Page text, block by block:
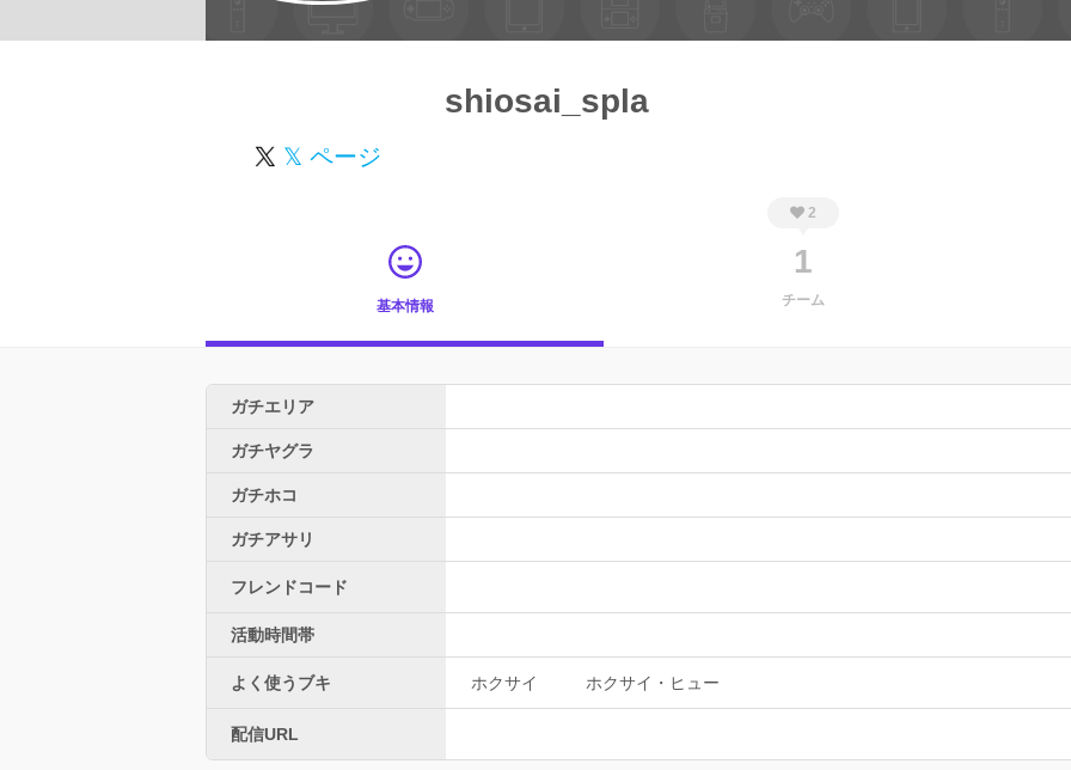
shiosai_spla
𝕏 ページ
基本情報
2
1
チーム
ガチエリア
ガチヤグラ
ガチホコ
ガチアサリ
フレンドコード
活動時間帯
よく使うブキ ホクサイ ホクサイ・ヒュー
配信URL